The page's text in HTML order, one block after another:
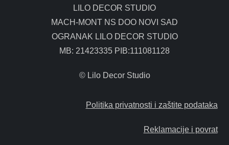
LILO DECOR STUDIO
MACH-MONT NS DOO NOVI SAD
OGRANAK LILO DECOR STUDIO
MB: 21423335 PIB:111081128
© Lilo Decor Studio
Politika privatnosti i zaštite podataka
Reklamacije i povrat